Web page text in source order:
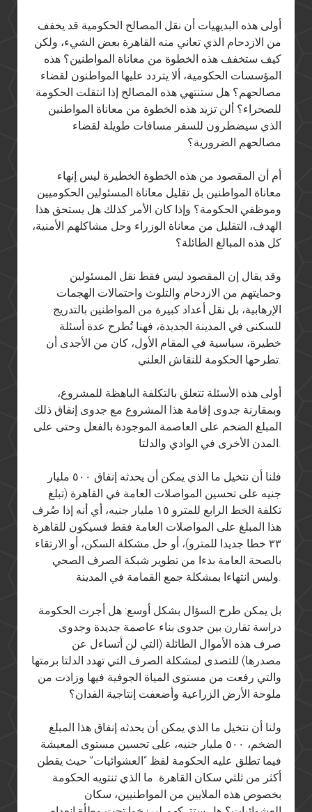
أولى هذه البديهيات أن نقل المصالح الحكومية قد يخفف
من الازدحام الذي تعاني منه القاهرة بعض الشيء، ولكن
كيف ستخفف هذه الخطوة من معاناة المواطنين؟ هذه
المؤسسات الحكومية، ألا يتردد عليها المواطنون لقضاء
مصالحهم؟ هل ستنتهي هذه المصالح إذا انتقلت الحكومة
للصحراء؟ ألن تزيد هذه الخطوة من معاناة المواطنين
الذي سيضطرون للسفر مسافات طويلة لقضاء
مصالحهم الضرورية؟
أم أن المقصود من هذه الخطوة الخطيرة ليس إنهاء
معاناة المواطنين بل تقليل معاناة المسئولين الحكوميين
وموظفي الحكومة؟ وإذا كان الأمر كذلك هل يستحق هذا
الهدف، التقليل من معاناة الوزراء وحل مشاكلهم الأمنية،
كل هذه المبالغ الطائلة؟
وقد يقال إن المقصود ليس فقط نقل المسئولين
وحمايتهم من الازدحام والتلوث واحتمالات الهجمات
الإرهابية، بل نقل أعداد كبيرة من المواطنين بالتدريج
للسكنى في المدينة الجديدة، فهنا تُطرح عدة أسئلة
خطيرة، سياسية في المقام الأول، كان من الأجدى أن
تطرحها الحكومة للنقاش العلني.
أولى هذه الأسئلة تتعلق بالتكلفة الباهظة للمشروع،
وبمقارنة جدوى إقامة هذا المشروع مع جدوى إنفاق ذلك
المبلغ الضخم على العاصمة الموجودة بالفعل وحتى على
المدن الأخرى في الوادي والدلتا.
فلنا أن نتخيل ما الذي يمكن أن يحدثه إنفاق ٥٠٠ مليار
جنيه على تحسين المواصلات العامة في القاهرة (تبلغ
تكلفة الخط الرابع للمترو ١٥ مليار جنيه، أي أنه إذا صُرف
هذا المبلغ على المواصلات العامة فقط فسيكون للقاهرة
٣٣ خطا جديدا للمترو)، أو حل مشكلة السكن، أو الارتقاء
بالصحة العامة بدءا من تطوير شبكة الصرف الصحي
وليس انتهاءا بمشكلة جمع القمامة في المدينة.
بل يمكن طرح السؤال بشكل أوسع: هل أجرت الحكومة
دراسة تقارن بين جدوى بناء عاصمة جديدة وجدوى
صرف هذه الأموال الطائلة (التي لن أتساءل عن
مصدرها) للتصدى لمشكلة الصرف التي تهدد الدلتا برمتها
والتي رفعت من مستوى المياة الجوفية فيها وزادت من
ملوحة الأرض الزراعية وأضعفت إنتاجية الفدان؟
ولنا أن نتخيل ما الذي يمكن أن يحدثه إنفاق هذا المبلغ
الضخم، ٥٠٠ مليار جنيه، على تحسين مستوى المعيشة
فيما تطلق عليه الحكومة لفظ “العشوائيات” حيث يقطن
أكثر من ثلثي سكان القاهرة. ما الذي تنتويه الحكومة
بخصوص هذه الملايين من المواطنيين، سكان